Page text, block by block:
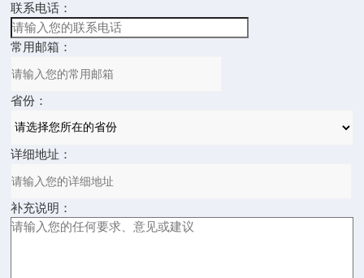
联系电话：
常用邮箱：
省份：
详细地址：
补充说明：